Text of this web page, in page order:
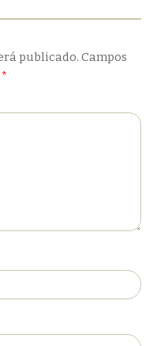
publicado. Campos
*